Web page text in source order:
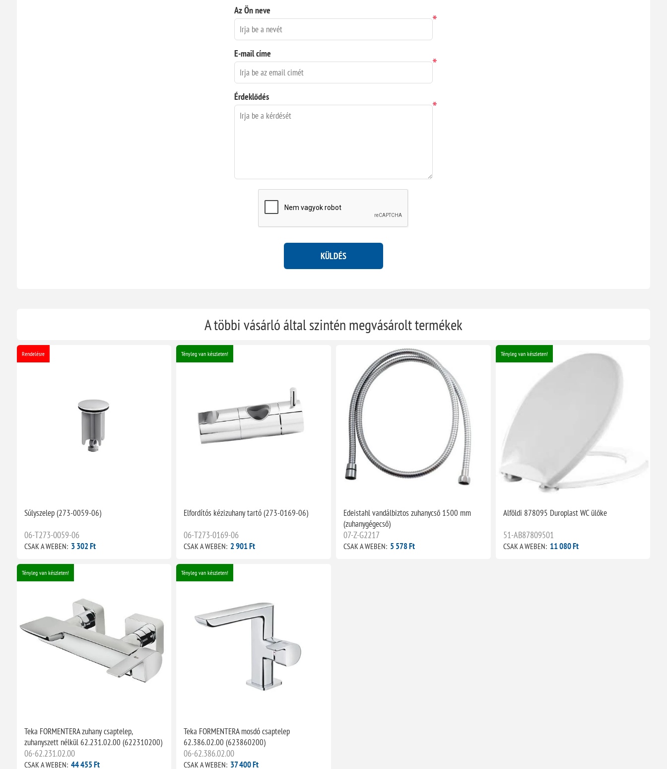
Az Ön neve
*
E-mail címe
*
Érdeklődés
*
KÜLDÉS
A többi vásárló által szintén megvásárolt termékek
Rendelésre
Súlyszelep (273-0059-06)
06-T273-0059-06
CSAK A WEBEN: 3 302 Ft
Tényleg van készleten!
Elfordítós kézizuhany tartó (273-0169-06)
06-T273-0169-06
CSAK A WEBEN: 2 901 Ft
Edeistahl vandálbiztos zuhanycső 1500 mm
(zuhanygégecső)
07-Z-G2217
CSAK A WEBEN: 5 578 Ft
Tényleg van készleten!
Alföldi 878095 Duroplast WC ülőke
51-AB87809501
CSAK A WEBEN: 11 080 Ft
Tényleg van készleten!
Teka FORMENTERA zuhany csaptelep,
zuhanyszett nélkül 62.231.02.00 (622310200)
06-62.231.02.00
CSAK A WEBEN: 44 455 Ft
Tényleg van készleten!
Teka FORMENTERA mosdó csaptelep
62.386.02.00 (623860200)
06-62.386.02.00
CSAK A WEBEN: 37 400 Ft